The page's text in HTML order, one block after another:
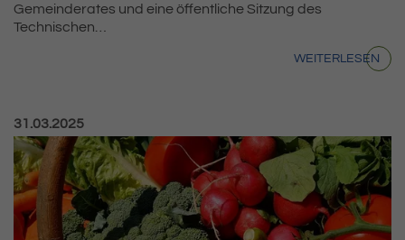
Gemeinderates und eine öffentliche Sitzung des
Technischen…
WEITERLESEN
Veröffentlicht am:
31.03.2025